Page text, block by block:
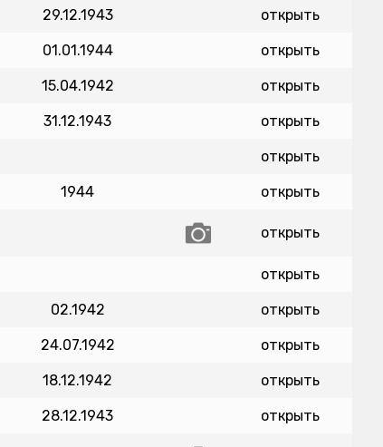
29.12.1943 открыть
01.01.1944 открыть
15.04.1942 открыть
31.12.1943 открыть
открыть
1944 открыть
открыть
открыть
02.1942 открыть
24.07.1942 открыть
18.12.1942 открыть
28.12.1943 открыть